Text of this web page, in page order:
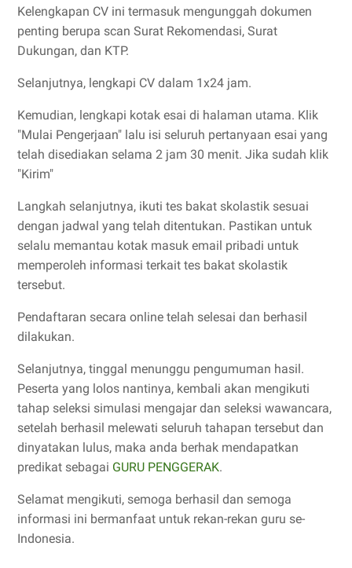
Kelengkapan CV ini termasuk mengunggah dokumen
penting berupa scan Surat Rekomendasi, Surat
Dukungan, dan KTP.
Selanjutnya, lengkapi CV dalam 1x24 jam.
Kemudian, lengkapi kotak esai di halaman utama. Klik
"Mulai Pengerjaan" lalu isi seluruh pertanyaan esai yang
telah disediakan selama 2 jam 30 menit. Jika sudah klik
"Kirim"
Langkah selanjutnya, ikuti tes bakat skolastik sesuai
dengan jadwal yang telah ditentukan. Pastikan untuk
selalu memantau kotak masuk email pribadi untuk
memperoleh informasi terkait tes bakat skolastik
tersebut.
Pendaftaran secara online telah selesai dan berhasil
dilakukan.
Selanjutnya, tinggal menunggu pengumuman hasil.
Peserta yang lolos nantinya, kembali akan mengikuti
tahap seleksi simulasi mengajar dan seleksi wawancara,
setelah berhasil melewati seluruh tahapan tersebut dan
dinyatakan lulus, maka anda berhak mendapatkan
predikat sebagai GURU PENGGERAK.
Selamat mengikuti, semoga berhasil dan semoga
informasi ini bermanfaat untuk rekan-rekan guru se-
Indonesia.